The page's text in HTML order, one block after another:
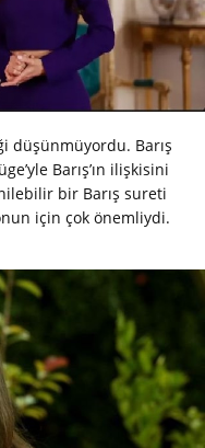
düşünmüyordu. Barış
Barış’ın ilişkisini
bir Barış sureti
için çok önemliydi.